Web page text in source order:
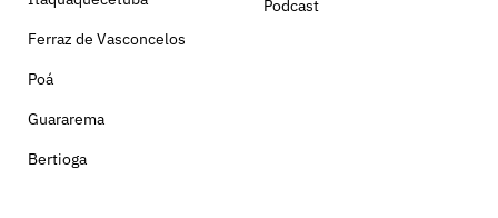
Ferraz de Vasconcelos
Poá
Guararema
Bertioga
Podcast